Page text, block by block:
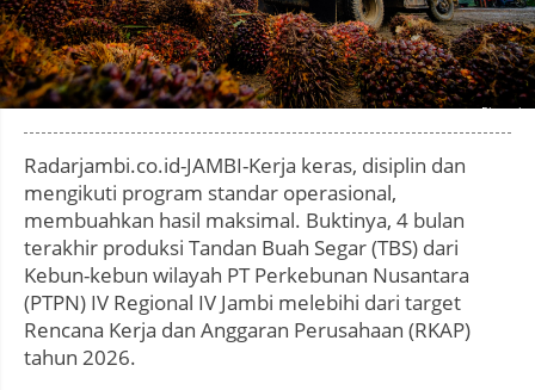
Photo by
Radarjambi.co.id-JAMBI-Kerja keras, disiplin dan
mengikuti program standar operasional,
membuahkan hasil maksimal. Buktinya, 4 bulan
terakhir produksi Tandan Buah Segar (TBS) dari
Kebun-kebun wilayah PT Perkebunan Nusantara
(PTPN) IV Regional IV Jambi melebihi dari target
Rencana Kerja dan Anggaran Perusahaan (RKAP)
tahun 2026.